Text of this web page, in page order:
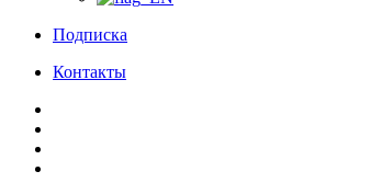
Подписка
Контакты